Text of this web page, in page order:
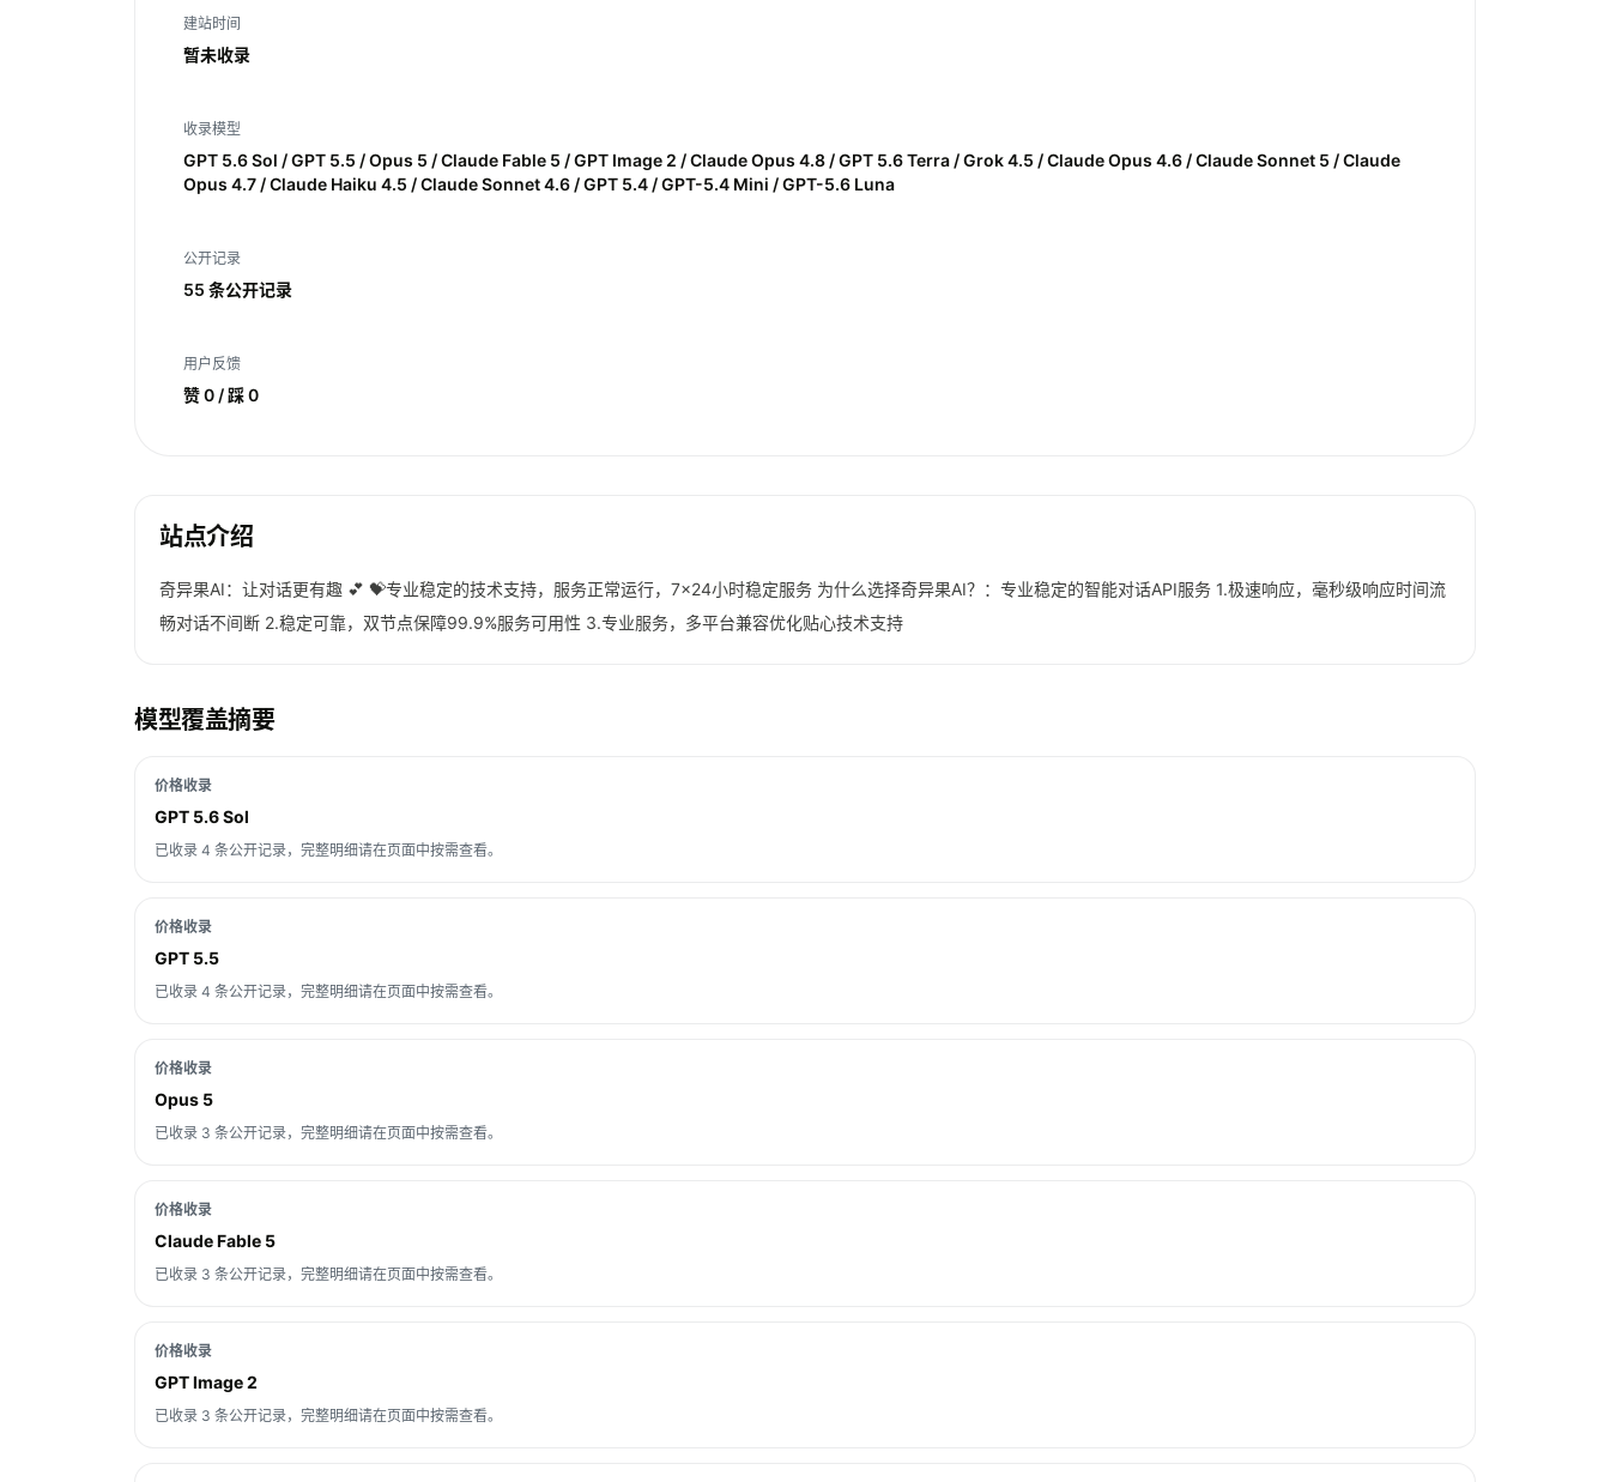
建站时间
暂未收录
收录模型
GPT 5.6 Sol / GPT 5.5 / Opus 5 / Claude Fable 5 / GPT Image 2 / Claude Opus 4.8 / GPT 5.6 Terra / Grok 4.5 / Claude Opus 4.6 / Claude Sonnet 5 / Claude
Opus 4.7 / Claude Haiku 4.5 / Claude Sonnet 4.6 / GPT 5.4 / GPT-5.4 Mini / GPT-5.6 Luna
公开记录
55 条公开记录
用户反馈
赞 0 / 踩 0
站点介绍
奇异果AI：让对话更有趣 💕 💝专业稳定的技术支持，服务正常运行，7×24小时稳定服务 为什么选择奇异果AI？：专业稳定的智能对话API服务 1.极速响应，毫秒级响应时间流
畅对话不间断 2.稳定可靠，双节点保障99.9%服务可用性 3.专业服务，多平台兼容优化贴心技术支持
模型覆盖摘要
价格收录
GPT 5.6 Sol
已收录 4 条公开记录，完整明细请在页面中按需查看。
价格收录
GPT 5.5
已收录 4 条公开记录，完整明细请在页面中按需查看。
价格收录
Opus 5
已收录 3 条公开记录，完整明细请在页面中按需查看。
价格收录
Claude Fable 5
已收录 3 条公开记录，完整明细请在页面中按需查看。
价格收录
GPT Image 2
已收录 3 条公开记录，完整明细请在页面中按需查看。